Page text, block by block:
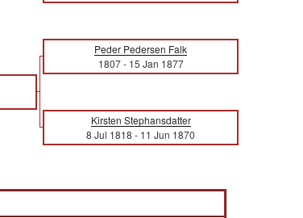
Peder Pedersen Falk
1807- 15 Jan 1877
Kirsten Stephansdatter
8 Jul 1818 - 11 Jun 1870